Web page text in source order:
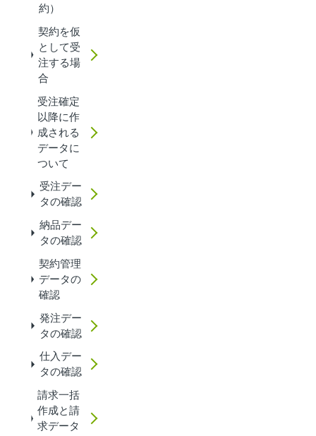
約）
契約を仮
として受
注する場
合
受注確定
以降に作
成される
データに
ついて
受注デー
タの確認
納品デー
タの確認
契約管理
データの
確認
発注デー
タの確認
仕入デー
タの確認
請求一括
作成と請
求データ